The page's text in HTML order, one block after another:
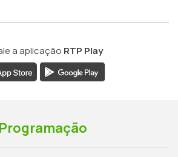
a aplicação RTP Play
Programação